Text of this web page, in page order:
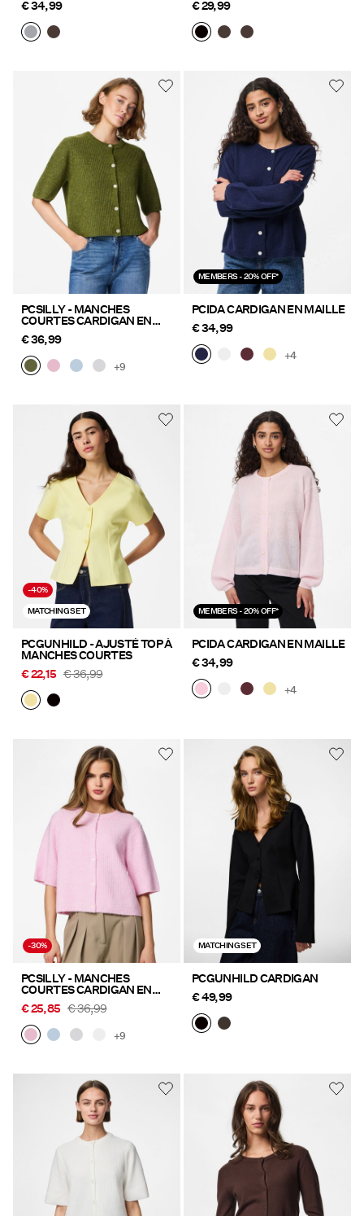
€ 34,99
€ 29,99
PCSILLY - MANCHES
COURTES CARDIGAN EN
MAILLE
€ 36,99
+9
MEMBERS - 20% OFF*
PCIDA CARDIGAN EN MAILLE
€ 34,99
+4
-40%
MATCHING SET
PCGUNHILD - AJUSTÉ TOP À
MANCHES COURTES
€ 22,15 € 36,99
MEMBERS - 20% OFF*
PCIDA CARDIGAN EN MAILLE
€ 34,99
+4
-30%
PCSILLY - MANCHES
COURTES CARDIGAN EN
€ 25,85 € 36,99
+9
MATCHING SET
PCGUNHILD CARDIGAN
€ 49,99